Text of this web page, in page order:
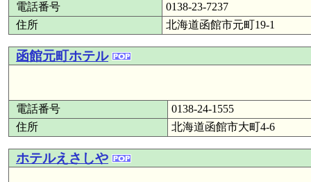
電話番号
0138-23-7237
住所
北海道函館市元町19-1
函館元町ホテル
電話番号
0138-24-1555
住所
北海道函館市大町4-6
ホテルえさしや